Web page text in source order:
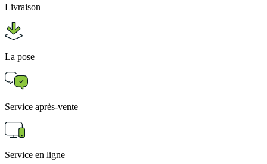
Livraison
La pose
Service après-vente
Service en ligne